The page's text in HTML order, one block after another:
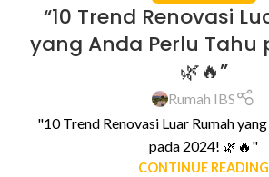
“10 Trend Renovasi
yang Anda Perlu Tahu
🌿🔥”
Rumah IBS
"10 Trend Renovasi Luar Rumah
pada 2024! 🌿🔥"
CONTINUE READING